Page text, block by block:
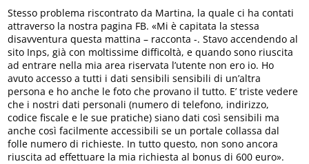
Stesso problema riscontrato da Martina, la quale ci ha contati
attraverso la nostra pagina FB. «Mi è capitata la stessa
disavventura questa mattina – racconta -. Stavo accendendo al
sito Inps, già con moltissime difficoltà, e quando sono riuscita
ad entrare nella mia area riservata l’utente non ero io. Ho
avuto accesso a tutti i dati sensibili sensibili di un’altra
persona e ho anche le foto che provano il tutto. E’ triste vedere
che i nostri dati personali (numero di telefono, indirizzo,
codice fiscale e le sue pratiche) siano dati così sensibili ma
anche così facilmente accessibili se un portale collassa dal
folle numero di richieste. In tutto questo, non sono ancora
riuscita ad effettuare la mia richiesta al bonus di 600 euro».